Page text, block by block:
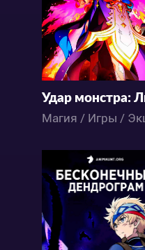
4 2
33754